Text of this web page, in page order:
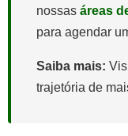
nossas áreas
para agendar
Saiba mais:
trajetória de